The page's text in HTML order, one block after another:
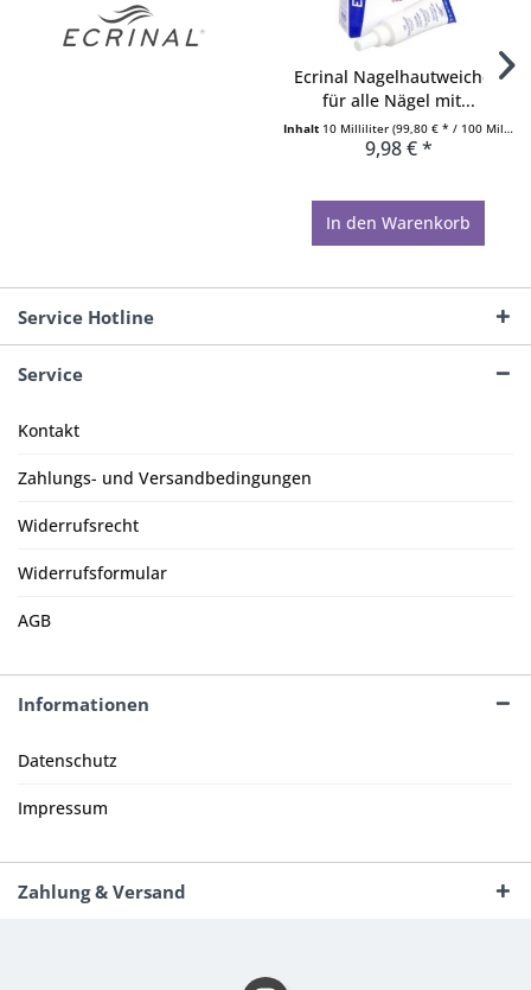
Ecrinal Nagelhautweicher,
für alle Nägel mit...
Inhalt 10 Milliliter (99,80 € * / 100 Milliliter)
9,98 € *
In den Warenkorb
Service Hotline
Service
Kontakt
Zahlungs- und Versandbedingungen
Widerrufsrecht
Widerrufsformular
AGB
Informationen
Datenschutz
Impressum
Zahlung & Versand